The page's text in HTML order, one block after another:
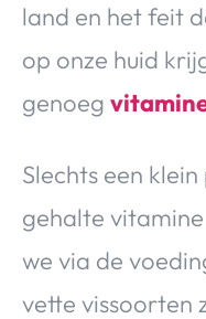
land en het feit
op onze huid
genoeg
Slechts een
gehalte
we via de
vette vissoorten